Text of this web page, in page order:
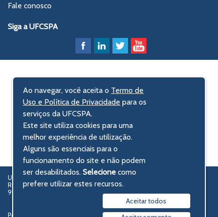
Fale conosco
Siga a UFCSPA
UFCSPA – Universidade Federal de Ciências da Saúde de Porto Alegre
Rua Sarmento Leite, 245 - Centro Histórico
90050-170 Porto Alegre, RS, Brasil
Política de privacidade
Ao navegar, você aceita o Termo de
Uso e Política de Privacidade para os
serviços da UFCSPA.
Este site utiliza cookies para uma
melhor experiência de utilização.
Alguns são essenciais para o
funcionamento do site e não podem
ser desabilitados.Selecionecomo
prefere utilizar estes recursos.
Aceitar todos